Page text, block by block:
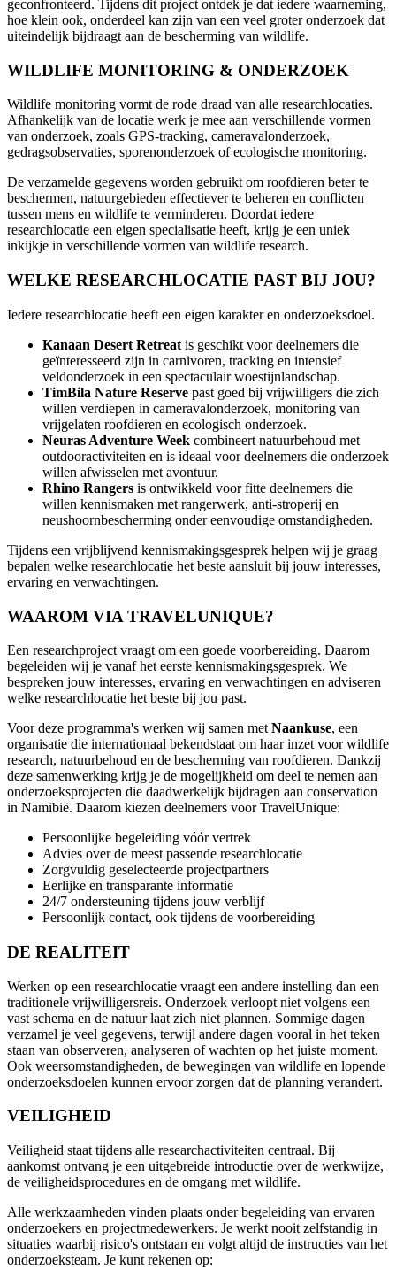
geconfronteerd. Tijdens dit project ontdek je dat iedere waarneming,
hoe klein ook, onderdeel kan zijn van een veel groter onderzoek dat
uiteindelijk bijdraagt aan de bescherming van wildlife.
WILDLIFE MONITORING & ONDERZOEK
Wildlife monitoring vormt de rode draad van alle researchlocaties.
Afhankelijk van de locatie werk je mee aan verschillende vormen
van onderzoek, zoals GPS-tracking, cameravalonderzoek,
gedragsobservaties, sporenonderzoek of ecologische monitoring.
De verzamelde gegevens worden gebruikt om roofdieren beter te
beschermen, natuurgebieden effectiever te beheren en conflicten
tussen mens en wildlife te verminderen. Doordat iedere
researchlocatie een eigen specialisatie heeft, krijg je een uniek
inkijkje in verschillende vormen van wildlife research.
WELKE RESEARCHLOCATIE PAST BIJ JOU?
Iedere researchlocatie heeft een eigen karakter en onderzoeksdoel.
Kanaan Desert Retreat is geschikt voor deelnemers die
geïnteresseerd zijn in carnivoren, tracking en intensief
veldonderzoek in een spectaculair woestijnlandschap.
TimBila Nature Reserve past goed bij vrijwilligers die zich
willen verdiepen in cameravalonderzoek, monitoring van
vrijgelaten roofdieren en ecologisch onderzoek.
Neuras Adventure Week combineert natuurbehoud met
outdooractiviteiten en is ideaal voor deelnemers die onderzoek
willen afwisselen met avontuur.
Rhino Rangers is ontwikkeld voor fitte deelnemers die
willen kennismaken met rangerwerk, anti-stroperij en
neushoornbescherming onder eenvoudige omstandigheden.
Tijdens een vrijblijvend kennismakingsgesprek helpen wij je graag
bepalen welke researchlocatie het beste aansluit bij jouw interesses,
ervaring en verwachtingen.
WAAROM VIA TRAVELUNIQUE?
Een researchproject vraagt om een goede voorbereiding. Daarom
begeleiden wij je vanaf het eerste kennismakingsgesprek. We
bespreken jouw interesses, ervaring en verwachtingen en adviseren
welke researchlocatie het beste bij jou past.
Voor deze programma's werken wij samen met Naankuse, een
organisatie die internationaal bekendstaat om haar inzet voor wildlife
research, natuurbehoud en de bescherming van roofdieren. Dankzij
deze samenwerking krijg je de mogelijkheid om deel te nemen aan
onderzoeksprojecten die daadwerkelijk bijdragen aan conservation
in Namibië. Daarom kiezen deelnemers voor TravelUnique:
Persoonlijke begeleiding vóór vertrek
Advies over de meest passende researchlocatie
Zorgvuldig geselecteerde projectpartners
Eerlijke en transparante informatie
24/7 ondersteuning tijdens jouw verblijf
Persoonlijk contact, ook tijdens de voorbereiding
DE REALITEIT
Werken op een researchlocatie vraagt een andere instelling dan een
traditionele vrijwilligersreis. Onderzoek verloopt niet volgens een
vast schema en de natuur laat zich niet plannen. Sommige dagen
verzamel je veel gegevens, terwijl andere dagen vooral in het teken
staan van observeren, analyseren of wachten op het juiste moment.
Ook weersomstandigheden, de bewegingen van wildlife en lopende
onderzoeksdoelen kunnen ervoor zorgen dat de planning verandert.
VEILIGHEID
Veiligheid staat tijdens alle researchactiviteiten centraal. Bij
aankomst ontvang je een uitgebreide introductie over de werkwijze,
de veiligheidsprocedures en de omgang met wildlife.
Alle werkzaamheden vinden plaats onder begeleiding van ervaren
onderzoekers en projectmedewerkers. Je werkt nooit zelfstandig in
situaties waarbij risico's ontstaan en volgt altijd de instructies van het
onderzoeksteam. Je kunt rekenen op: